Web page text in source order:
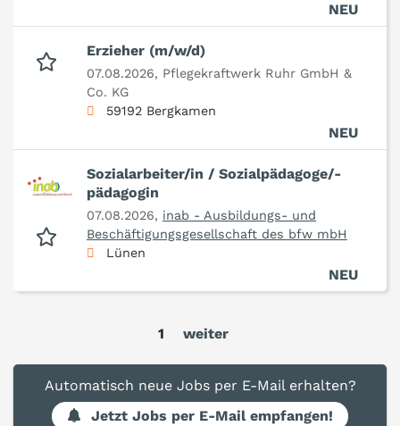
NEU
Erzieher (m/w/d)
07.08.2026, Pflegekraftwerk Ruhr GmbH &
Co. KG
59192 Bergkamen
NEU
Sozialarbeiter/in / Sozialpädagoge/-
pädagogin
07.08.2026, inab - Ausbildungs- und
Beschäftigungsgesellschaft des bfw mbH
Lünen
NEU
1 weiter
Automatisch neue Jobs per E-Mail erhalten?
Jetzt Jobs per E-Mail empfangen!